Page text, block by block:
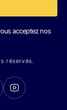
acceptez nos
réservés.